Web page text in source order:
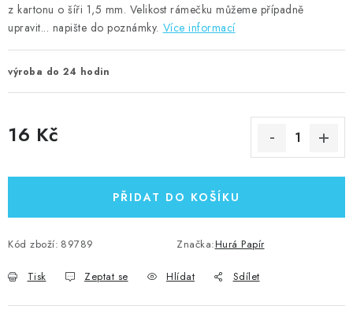
z kartonu o šíři 1,5 mm. Velikost rámečku můžeme případně
upravit... napište do poznámky. Více informací
výroba do 24 hodin
16 Kč
PŘIDAT DO KOŠÍKU
Kód zboží: 89789 Značka:Hurá Papír
Tisk Zeptat se Hlídat Sdílet